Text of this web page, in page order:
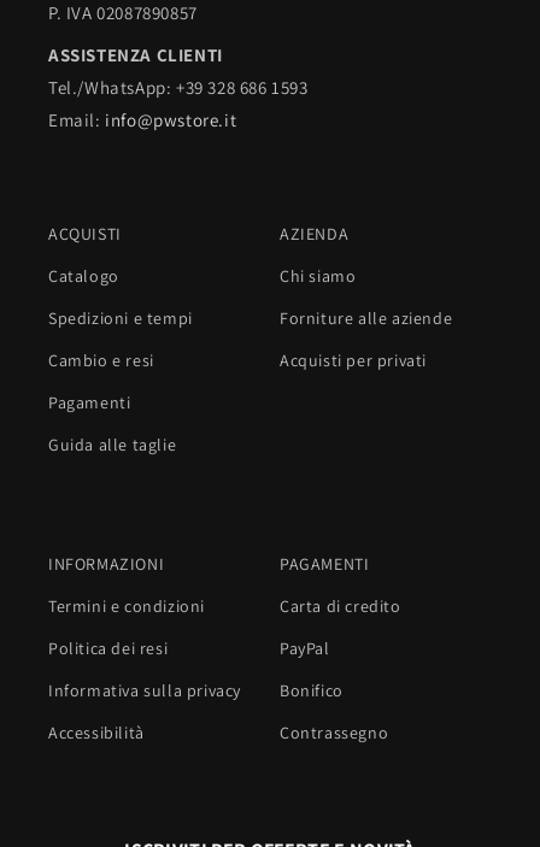
P. IVA 02087890857
ASSISTENZA CLIENTI
Tel./WhatsApp: +39 328 686 1593
Email: info@pwstore.it
ACQUISTI
Catalogo
Spedizioni e tempi
Cambio e resi
Pagamenti
Guida alle taglie
AZIENDA
Chi siamo
Forniture alle aziende
Acquisti per privati
INFORMAZIONI
Termini e condizioni
Politica dei resi
Informativa sulla privacy
Accessibilità
PAGAMENTI
Carta di credito
PayPal
Bonifico
Contrassegno